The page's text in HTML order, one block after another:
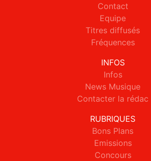
Contact
Equipe
Titres diffusés
Fréquences
INFOS
Infos
News Musique
Contacter la rédac
RUBRIQUES
Bons Plans
Emissions
Concours